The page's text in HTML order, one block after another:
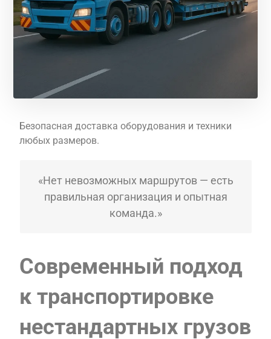
Безопасная доставка оборудования и техники
любых размеров.
«Нет невозможных маршрутов — есть
правильная организация и опытная
команда.»
Современный подход
к транспортировке
нестандартных грузов